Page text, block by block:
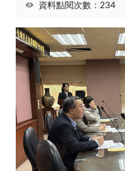
資料點閱次數：234